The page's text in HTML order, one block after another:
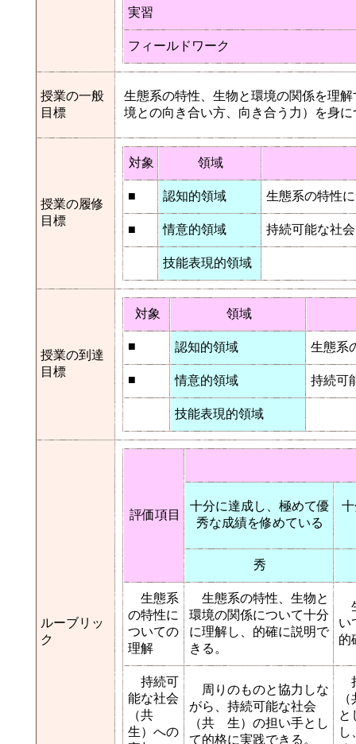
実習
フィールドワーク
授業の一般
目標
生態系の特性、生物と環境の関係を理
境との向き合い方、向き合う力）を身に
授業の履修
目標
対象 領域
■ 認知的領域 生態系の特性
■ 情意的領域 持続可能な社
技能表現的領域
授業の到達
目標
対象 領域
■ 認知的領域 生態系
■ 情意的領域 持続可
技能表現的領域
ルーブリッ
ク
評価項目
十分に達成し、極めて優
秀な成績を修めている
秀
生態系
の特性に
ついての
理解
生態系の特性、生物と
環境の関係について十分
に理解し、的確に説明で
きる。
い
的
持続可
能な社会
（共
生）への
周りのものと協力しな
がら、持続可能な社会
（共 生）の担い手とし
て的格に実践できる。
と
し